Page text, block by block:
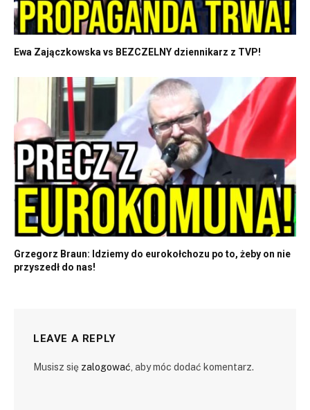
Ewa Zajączkowska vs BEZCZELNY dziennikarz z TVP!
Grzegorz Braun: Idziemy do eurokołchozu po to, żeby on nie
przyszedł do nas!
LEAVE A REPLY
Musisz się zalogować , aby móc dodać komentarz.